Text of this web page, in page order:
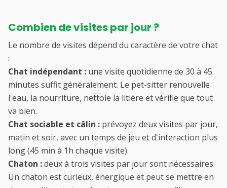
Combien de visites par jour ?
Le nombre de visites dépend du caractère de votre chat
:
Chat indépendant : une visite quotidienne de 30 à 45
minutes suffit généralement. Le pet-sitter renouvelle
l'eau, la nourriture, nettoie la litière et vérifie que tout
va bien.
Chat sociable et câlin : prévoyez deux visites par jour,
matin et soir, avec un temps de jeu et d'interaction plus
long (45 min à 1h chaque visite).
Chaton :deux à trois visites par jour sont nécessaires.
Un chaton est curieux, énergique et peut se mettre en